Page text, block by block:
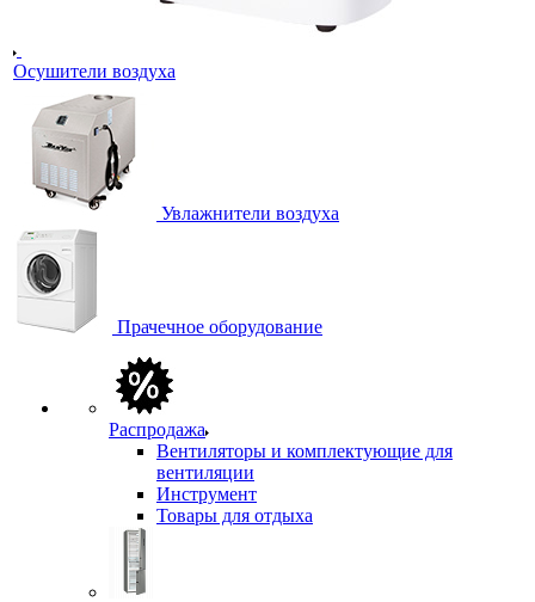
Осушители воздуха
Увлажнители воздуха
Прачечное оборудование
Распродажа
Вентиляторы и комплектующие для
вентиляции
Инструмент
Товары для отдыха